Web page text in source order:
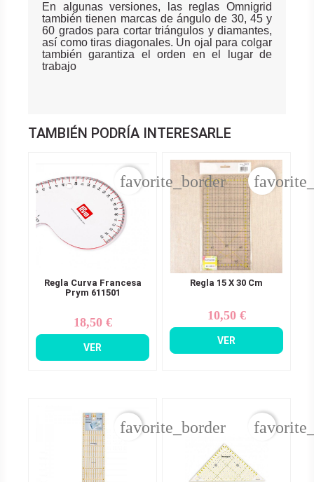
En algunas versiones, las reglas Omnigrid
también tienen marcas de ángulo de 30, 45 y
60 grados para cortar triángulos y diamantes,
así como tiras diagonales. Un ojal para colgar
también garantiza el orden en el lugar de
trabajo
TAMBIÉN PODRÍA INTERESARLE
Regla Curva Francesa
Prym 611501
Precio
18,50 €
VER
favorite_border
Regla 15 X 30 Cm
Precio
10,50 €
VER
favorite_border